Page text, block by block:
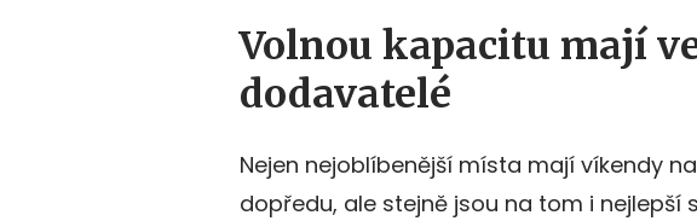
Volnou kapacitu mají
dodavatelé
Nejen nejoblíbenější místa mají víkendy
dopředu, ale stejně jsou na tom i nejlepší